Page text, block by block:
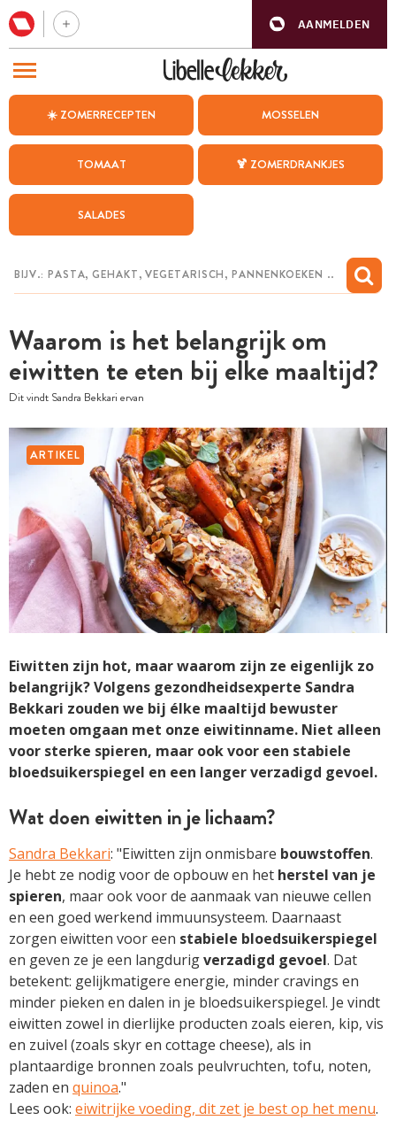
AANMELDEN
☀️ ZOMERRECEPTEN MOSSELEN
TOMAAT 🍹 ZOMERDRANKJES
SALADES
Waarom is het belangrijk om
eiwitten te eten bij elke maaltijd?
Dit vindt Sandra Bekkari ervan
ARTIKEL
Eiwitten zijn hot, maar waarom zijn ze eigenlijk zo
belangrijk? Volgens gezondheidsexperte Sandra
Bekkari zouden we bij élke maaltijd bewuster
moeten omgaan met onze eiwitinname. Niet alleen
voor sterke spieren, maar ook voor een stabiele
bloedsuikerspiegel en een langer verzadigd gevoel.
Wat doen eiwitten in je lichaam?
Sandra Bekkari: "Eiwitten zijn onmisbare bouwstoffen.
Je hebt ze nodig voor de opbouw en het herstel van je
spieren, maar ook voor de aanmaak van nieuwe cellen
en een goed werkend immuunsysteem. Daarnaast
zorgen eiwitten voor een stabiele bloedsuikerspiegel
en geven ze je een langdurigverzadigd gevoel. Dat
betekent: gelijkmatigere energie, minder cravings en
minder pieken en dalen in je bloedsuikerspiegel. Je vindt
eiwitten zowel in dierlijke producten zoals eieren, kip, vis
en zuivel (zoals skyr en cottage cheese), als in
plantaardige bronnen zoals peulvruchten, tofu, noten,
zaden en quinoa."
Lees ook: eiwitrijke voeding, dit zet je best op het menu.
BEZOEK ONZE ANDERE WEBSITES
WEEKMENU
CHAT MET MAIA
MIJN BEWAARDE RECEPTEN